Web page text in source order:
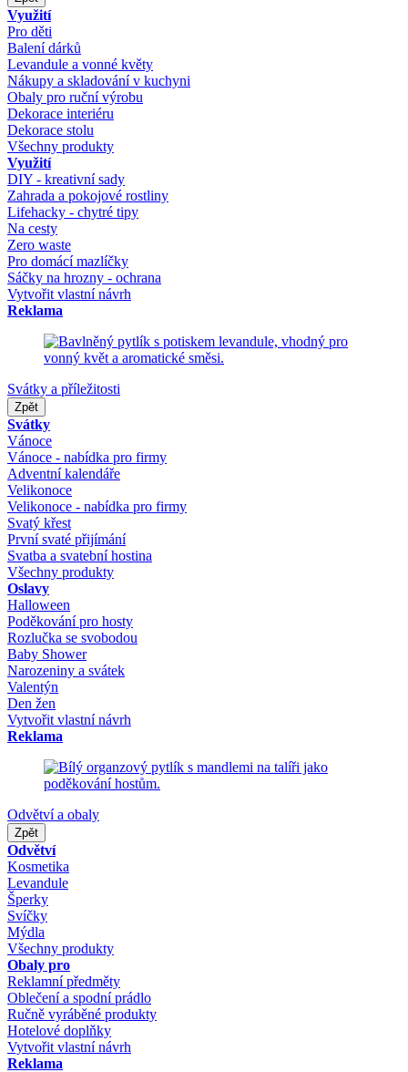
Využití
Pro děti
Balení dárků
Levandule a vonné květy
Nákupy a skladování v kuchyni
Obaly pro ruční výrobu
Dekorace interiéru
Dekorace stolu
Všechny produkty
Využití
DIY - kreativní sady
Zahrada a pokojové rostliny
Lifehacky - chytré tipy
Na cesty
Zero waste
Pro domácí mazlíčky
Sáčky na hrozny - ochrana
Vytvořit vlastní návrh
Reklama
Svátky a příležitosti
Zpět
Svátky
Vánoce
Vánoce - nabídka pro firmy
Adventní kalendáře
Velikonoce
Velikonoce - nabídka pro firmy
Svatý křest
První svaté přijímání
Svatba a svatební hostina
Všechny produkty
Oslavy
Halloween
Poděkování pro hosty
Rozlučka se svobodou
Baby Shower
Narozeniny a svátek
Valentýn
Den žen
Vytvořit vlastní návrh
Reklama
Odvětví a obaly
Zpět
Odvětví
Kosmetika
Levandule
Šperky
Svíčky
Mýdla
Všechny produkty
Obaly pro
Reklamní předměty
Oblečení a spodní prádlo
Ručně vyráběné produkty
Hotelové doplňky
Vytvořit vlastní návrh
Reklama